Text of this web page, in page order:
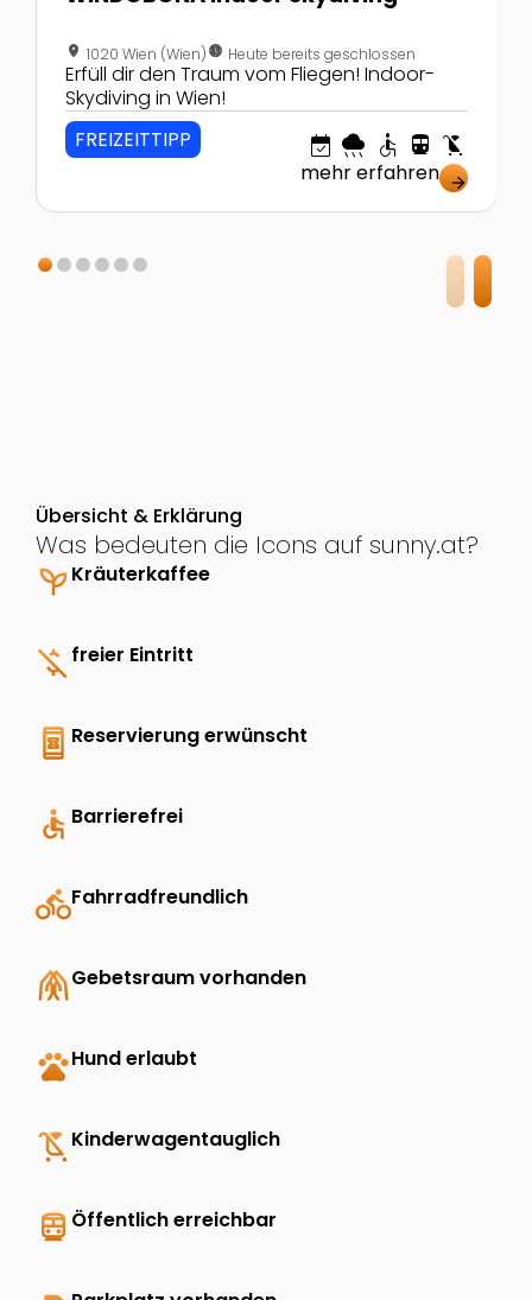
location_on 1020 Wien (Wien)nest_clock_farsight_analog Heute bereits geschlossen
Erfüll dir den Traum vom Fliegen! Indoor-
Skydiving in Wien!
FREIZEITTIPP
event_available rainy accessible directions_transit child_friendly
mehr erfahren arrow_forward
Übersicht & Erklärung
Was bedeuten die Icons auf sunny.at?
psychiatryKräuterkaffee
money_off freier Eintritt
book_online Reservierung erwünscht
accessible Barrierefrei
directions_bikeFahrradfreundlich
folded_handsGebetsraum vorhanden
petsHund erlaubt
child_friendly Kinderwagentauglich
directions_transit Öffentlich erreichbar